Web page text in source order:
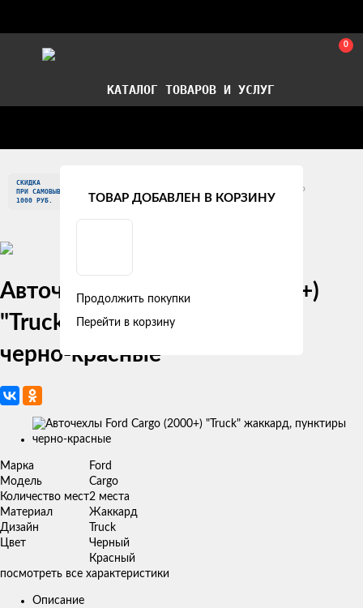
0
КАТАЛОГ ТОВАРОВ И УСЛУГ
Главная
Cargo
Ford Cargo (2000 +)
Авточехлы Ford Cargo (2000+)
"Truck" жаккард, пунктиры
черно-красные
Изображения
товаров
СКИДКА
ПРИ САМОВЫВОЗЕ
1000 РУБ.
Марка
Ford
Модель
Cargo
Количество мест2 места
Материал
Жаккард
Дизайн
Truck
Цвет
Черный
Красный
посмотреть все характеристики
Описание
ТОВАР ДОБАВЛЕН В КОРЗИНУ
Продолжить покупки
Перейти в корзину